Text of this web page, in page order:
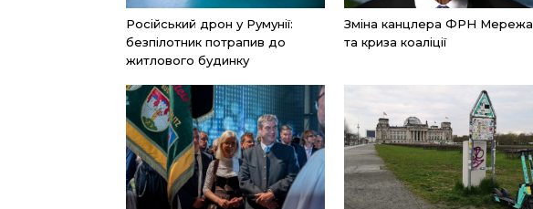
Російський дрон у Румунії:
безпілотник потрапив до
житлового будинку
Зміна канцлера ФРН Мережа
та криза коаліції